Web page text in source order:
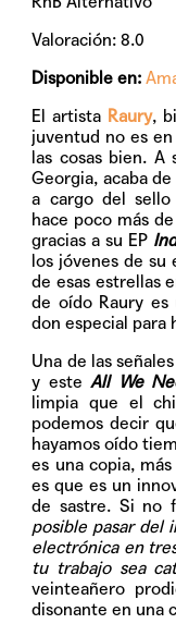
Valoración: 8.0
Disponible en:
El artista Raury,
juventud no es
las cosas bien. A
Georgia, acaba
a cargo del sello
hace poco más
gracias a su EP
los jóvenes de su
de esas estrellas
de oído Raury es
don especial para
Una de las
y esteAll We
limpia que el
podemos decir
hayamos oído
es una copia,
es que es un
de sastre. Si no
posible pasar del
electrónica en
tu trabajo sea
veinteañero
disonante en una